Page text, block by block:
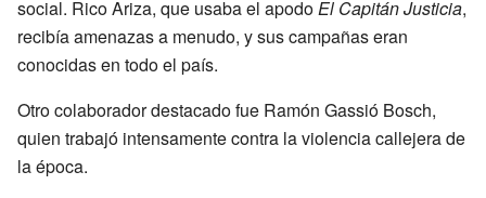
social. Rico Ariza, que usaba el apodoEl Capitán Justicia,
recibía amenazas a menudo, y sus campañas eran
conocidas en todo el país.
Otro colaborador destacado fue Ramón Gassió Bosch,
quien trabajó intensamente contra la violencia callejera de
la época.